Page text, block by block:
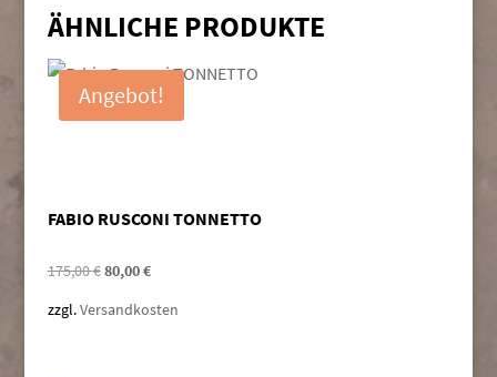
ÄHNLICHE PRODUKTE
Angebot!
FABIO RUSCONI TONNETTO
175,00€Ursprünglicher
war:
80,00€Aktueller
ist:
zzgl.Versandkosten